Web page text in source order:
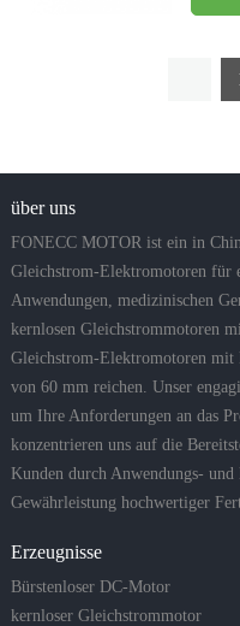
über uns
FONECC MOTOR ist ein in
Gleichstrom-Elektromotoren für
Anwendungen, medizinischen
kernlosen Gleichstrommotoren
Gleichstrom-Elektromotoren mit
von 60 mm reichen. Unser
um Ihre Anforderungen an das
konzentrieren uns auf die
Kunden durch Anwendungs-
Gewährleistung hochwertiger
Erzeugnisse
Bürstenloser DC-Motor
kernloser Gleichstrommotor